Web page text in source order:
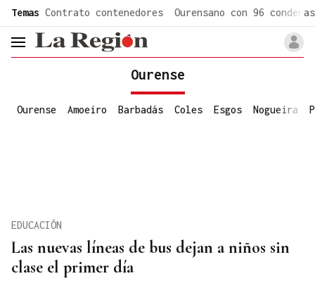
Temas Contrato contenedores Ourensano con 96 condenas
header.menu.open
Ourense
Ourense Amoeiro Barbadás Coles Esgos Nogueira
Las nuevas líneas de bus dejan a niños sin
clase el primer día
EDUCACIÓN